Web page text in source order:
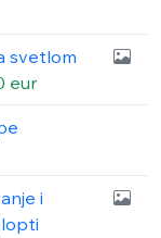
svetlom
eur
i